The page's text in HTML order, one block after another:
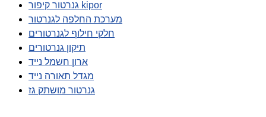
גנרטור קיפור kipor
מערכת החלפה לגנרטור
חלקי חילוף לגנרטורים
תיקון גנרטורים
ארון חשמל נייד
מגדל תאורה נייד
גנרטור מושתק גז